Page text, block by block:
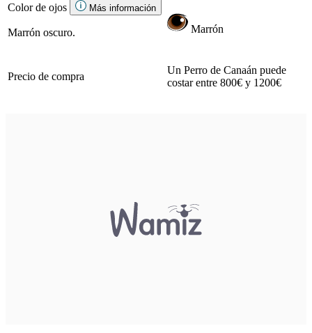
Color de ojos Más información
Marrón oscuro. Marrón
Precio de compra
Un Perro de Canaán puede
costar entre 800€ y 1200€